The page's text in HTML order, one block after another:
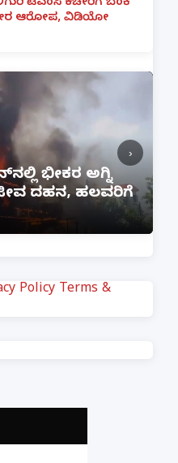
ಟಿಎಂಸಿ ಕಚೇರಿಗೆ ಬೆಂಕಿ
ಆರೋಪ, ವಿಡಿಯೋ
ಭೀಕರ ಅಗ್ನಿ
ದಹನ, ಹಲವರಿಗೆ
›
Policy Terms &